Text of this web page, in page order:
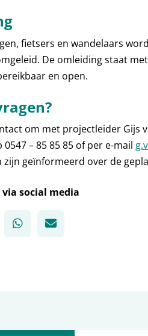
fietsers en wandelaars
De omleiding staat
en open.
om met projectleider Gijs
– 85 85 85 of per e-mail
zijn geïnformeerd over de
social media
opent in nieuw
via LinkedIn, opent in
Deel via WhatsApp,
Deel via Mail,